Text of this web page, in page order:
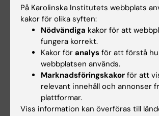
23 jun 2026
Kunskapsöversikt
visar samband mellan
gynekologisk smärta
och psykiatriska
tillstånd
Kvinnor med gynekologiska
smärttillstånd som
23 jun 2026
visar
och
tillstånd
På Karolinska Institutets webbplats
kakor för olika syften:
Nödvändiga kakor för att
fungera korrekt.
Kakor för analys för att förstå
webbplatsen används.
Marknadsföringskakor för att
relevant innehåll och annonser
plattformar.
Viss information kan överföras till